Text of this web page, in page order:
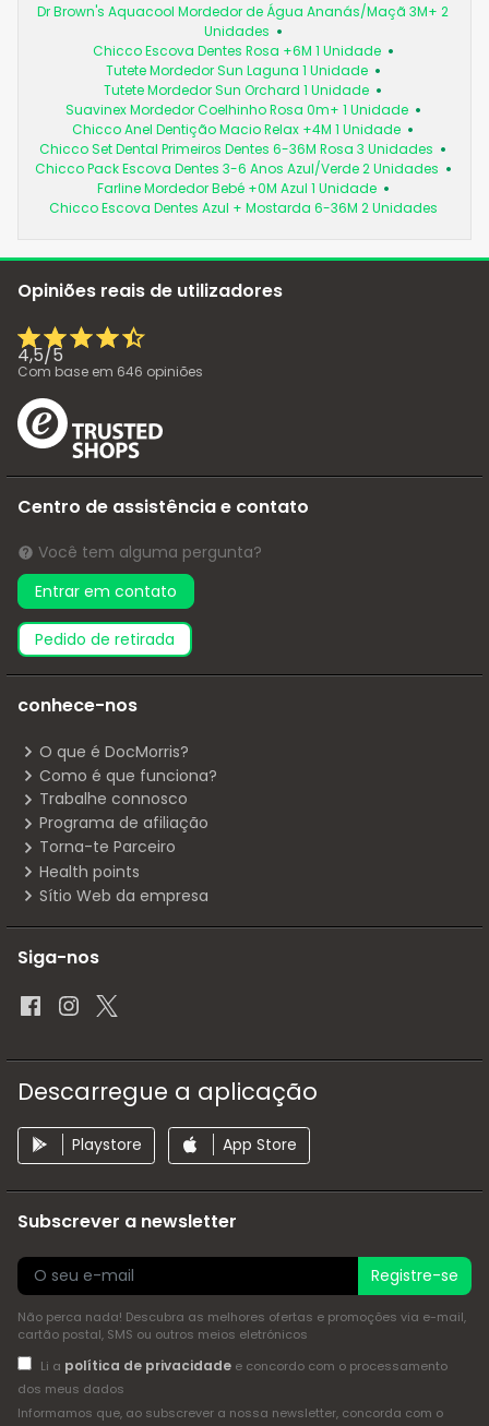
Dr Brown's Aquacool Mordedor de Água Ananás/Maçã 3M+ 2
Unidades
Chicco Escova Dentes Rosa +6M 1 Unidade
Tutete Mordedor Sun Laguna 1 Unidade
Tutete Mordedor Sun Orchard 1 Unidade
Suavinex Mordedor Coelhinho Rosa 0m+ 1 Unidade
Chicco Anel Dentição Macio Relax +4M 1 Unidade
Chicco Set Dental Primeiros Dentes 6-36M Rosa 3 Unidades
Chicco Pack Escova Dentes 3-6 Anos Azul/Verde 2 Unidades
Farline Mordedor Bebé +0M Azul 1 Unidade
Chicco Escova Dentes Azul + Mostarda 6-36M 2 Unidades
Opiniões reais de utilizadores
4,5/5
Com base em 646 opiniões
Centro de assistência e contato
Você tem alguma pergunta?
Entrar em contato
pedido de retirada
conhece-nos
O que é DocMorris?
Como é que funciona?
Trabalhe connosco
Programa de afiliação
Torna-te Parceiro
Health points
Sítio Web da empresa
Siga-nos
Descarregue a aplicação
Playstore App Store
Subscrever a newsletter
Registre-se
Não perca nada! Descubra as melhores ofertas e promoções via e-mail,
cartão postal, SMS ou outros meios eletrónicos
Li a política de privacidadee concordo com o processamento
dos meus dados
Informamos que, ao subscrever a nossa newsletter, concorda com o